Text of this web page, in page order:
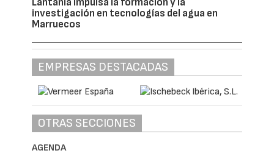
Lantania impulsa la formación y la
investigación en tecnologías del agua en
Marruecos
EMPRESAS DESTACADAS
OTRAS SECCIONES
AGENDA